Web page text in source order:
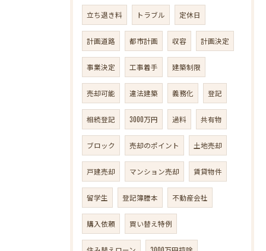
立ち退き料 トラブル 定休日
計画道路 都市計画 収容 計画決定
事業決定 工事着手 建築制限
売却可能 違法建築 義務化 登記
相続登記 3000万円 過料 共有物
ブロック 売却のポイント 土地売却
戸建売却 マンション売却 賃貸物件
留学生 登記簿謄本 不動産会社
購入依頼 買い替え特例